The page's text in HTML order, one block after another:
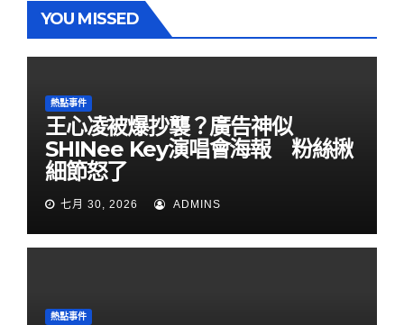
YOU MISSED
熱點事件
王心凌被爆抄襲？廣告神似
SHINee Key演唱會海報 粉絲揪
細節怒了
七月 30, 2026 ADMINS
熱點事件